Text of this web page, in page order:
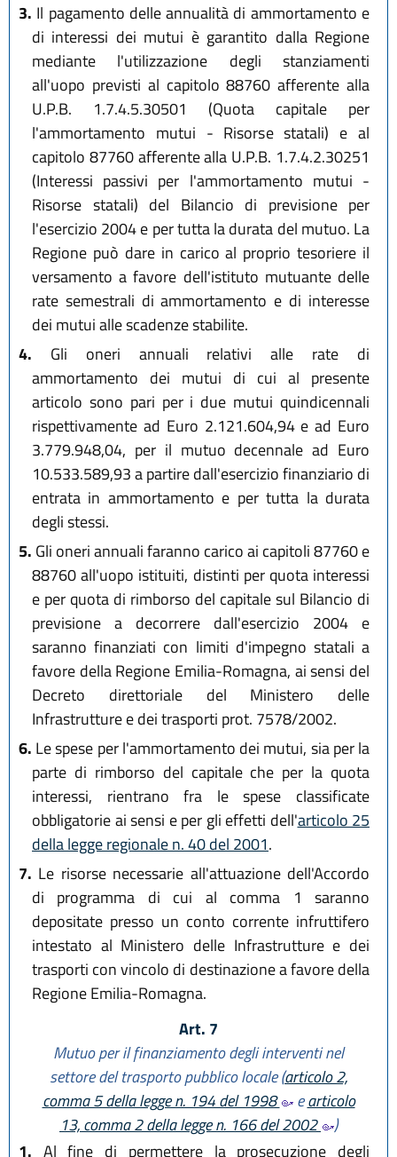
3. Il pagamento delle annualità di ammortamento e
di interessi dei mutui è garantito dalla Regione
mediante l'utilizzazione degli stanziamenti
all'uopo previsti al capitolo 88760 afferente alla
U.P.B. 1.7.4.5.30501 (Quota capitale per
l'ammortamento mutui - Risorse statali) e al
capitolo 87760 afferente alla U.P.B. 1.7.4.2.30251
(Interessi passivi per l'ammortamento mutui -
Risorse statali) del Bilancio di previsione per
l'esercizio 2004 e per tutta la durata del mutuo. La
Regione può dare in carico al proprio tesoriere il
versamento a favore dell'istituto mutuante delle
rate semestrali di ammortamento e di interesse
dei mutui alle scadenze stabilite.
4. Gli oneri annuali relativi alle rate di
ammortamento dei mutui di cui al presente
articolo sono pari per i due mutui quindicennali
rispettivamente ad Euro 2.121.604,94 e ad Euro
3.779.948,04, per il mutuo decennale ad Euro
10.533.589,93 a partire dall'esercizio finanziario di
entrata in ammortamento e per tutta la durata
degli stessi.
5. Gli oneri annuali faranno carico ai capitoli 87760 e
88760 all'uopo istituiti, distinti per quota interessi
e per quota di rimborso del capitale sul Bilancio di
previsione a decorrere dall'esercizio 2004 e
saranno finanziati con limiti d'impegno statali a
favore della Regione Emilia-Romagna, ai sensi del
Decreto direttoriale del Ministero delle
Infrastrutture e dei trasporti prot. 7578/2002.
6. Le spese per l'ammortamento dei mutui, sia per la
parte di rimborso del capitale che per la quota
interessi, rientrano fra le spese classificate
obbligatorie ai sensi e per gli effetti dell'articolo 25
della legge regionale n. 40 del 2001.
7. Le risorse necessarie all'attuazione dell'Accordo
di programma di cui al comma 1 saranno
depositate presso un conto corrente infruttifero
intestato al Ministero delle Infrastrutture e dei
trasporti con vincolo di destinazione a favore della
Regione Emilia-Romagna.
Art. 7
Mutuo per il finanziamento degli interventi nel
settore del trasporto pubblico locale (articolo 2,
comma 5 della legge n. 194 del 1998
earticolo
13, comma 2 della legge n. 166 del 2002
)
1. Al fine di permettere la prosecuzione degli